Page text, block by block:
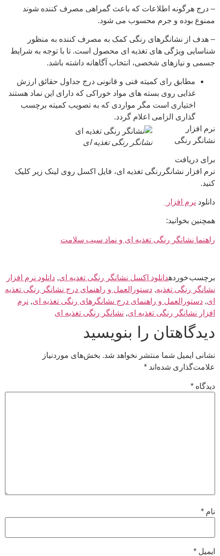
– درج هرگونه اطلاعات که باعث گمراهی مصرف کننده شوند
ممنوع بوده و جرم محسوب می شود.
– هدف از نشانگرهای رنگی کمک به مصرف کننده به منظور
شناسایی ویژگی های تغذیه ای محصول است. تا با توجه به شرایط
جسمی و نیازهای شخصی، انتخاب آگاهانه داشته باشد.
مطابق رای کمیته فنی و قانونی درج جداول حقائق ارزش
غذایی روی بسته های مواد خوراکی که دارای این نماد هستند
اختیاری است مگر مواردی که به تصویب کمیته برچسب
گذاری الزامی اعلام گردد.
نشانگر رنگی تغذیه ای
نرم افزار
نشانگر رنگی
برای دریافت
نرم افزار نشانگررنگی تغذیه ای، فایل اکسل روی لینک زیر کلیک
کنید.
دانلود نرم افزار
همچنین بخوانید:
راهنما نشانگر رنگی تغذیه ای و نماد سیب سلامت
برچسب خوردهدانلود اکسل نشانگر رنگی تغدیه ای, دانلود نرم افزار
نشانگر رنگی تغذیه, دستورالعمل و راهنمای درج نشانگر رنگی تغذیه
ای, دستورالعمل و راهنمای درج نشانگرهای رنگی تغذیه ای, نرم
افزار نشانگر رنگی تغذیه ای, نشانگر رنگی تغذیه ای
دیدگاهتان را بنویسید
نشانی ایمیل شما منتشر نخواهد شد. بخش‌های موردنیاز
علامت‌گذاری شده‌اند *
دیدگاه *
نام *
ایمیل *